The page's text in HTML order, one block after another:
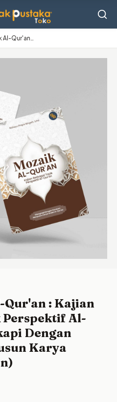
Al-Qur'an…
Qur'an : Kajian
Al-
Dengan
Karya